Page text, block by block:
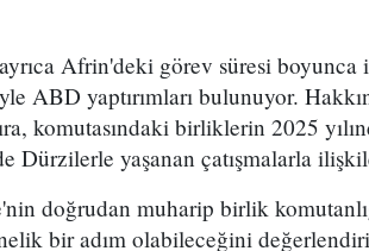
Afrin'deki görev süresi
ABD yaptırımları bulunuyor.
komutasındaki birliklerin 2025
Dürzilerle yaşanan çatışmalarla
doğrudan muharip birlik
bir adım olabileceğini